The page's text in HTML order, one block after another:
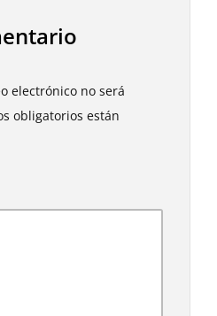
electrónico no será
obligatorios están